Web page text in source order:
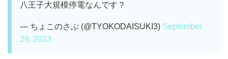
八王子大規模停電なんです？
— ちょこのさぶ (@TYOKODAISUKI3) September
29, 2023